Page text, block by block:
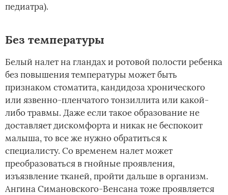
педиатра).
Без температуры
Белый налет на гландах и ротовой полости ребенка
без повышения температуры может быть
признаком стоматита, кандидоза хронического
или язвенно-пленчатого тонзиллита или какой-
либо травмы. Даже если такое образование не
доставляет дискомфорта и никак не беспокоит
малыша, то все же нужно обратиться к
специалисту. Со временем налет может
преобразоваться в гнойные проявления,
изъязвление тканей, пройти дальше в организм.
Ангина Симановского-Венсана тоже проявляется